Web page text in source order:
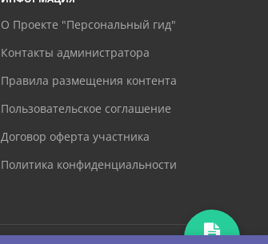
О Проекте "Персональный гид"
Контакты администратора
Правила размещения контента
Пользовательское соглашение
Договор оферта участника
Политика конфиденциальности